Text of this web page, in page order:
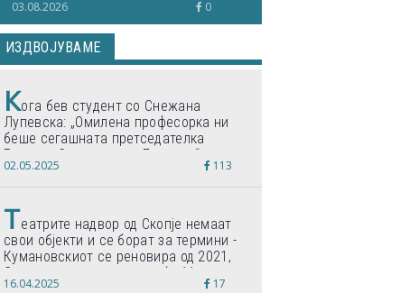
03.08.2026 0
ИЗДВОЈУВАМЕ
Кога бев студент со Снежана
Лупевска: „Омилена професорка ни
беше сегашната претседателка
Гордана Сиљановска-Давкова“
02.05.2025 113
Театрите надвор од Скопје немаат
свои објекти и се борат за термини -
Кумановскиот се реновира од 2021,
Струмичкиот се гради веќе 11 години
16.04.2025 17